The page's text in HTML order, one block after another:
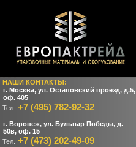
НАШИ КОНТАКТЫ:
г. Москва, ул. Остаповский проезд, д.5,
оф. 405
Тел. +7 (495) 782-92-32
г. Воронеж, ул. Бульвар Победы, д.
50в, оф. 15
Тел. +7 (473) 202-49-09